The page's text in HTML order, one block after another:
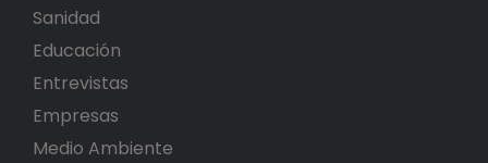
Sanidad
Educación
Entrevistas
Empresas
Medio Ambiente